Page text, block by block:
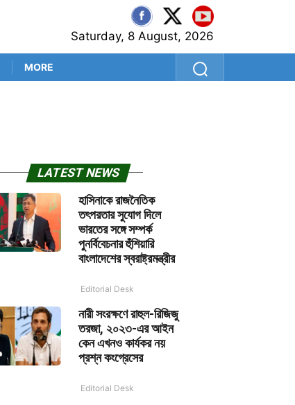
Saturday, 8 August, 2026
MORE
LATEST NEWS
হাসিনাকে রাজনৈতিক
তৎপরতার সুযোগ দিলে
ভারতের সঙ্গে সম্পর্ক
পুনর্বিবেচনার হুঁশিয়ারি
বাংলাদেশের স্বরাষ্ট্রমন্ত্রীর
Editorial Desk
নারী সংরক্ষণে রাহুল-রিজিজু
তরজা, ২০২৩-এর আইন
কেন এখনও কার্যকর নয়
প্রশ্ন কংগ্রেসের
Editorial Desk